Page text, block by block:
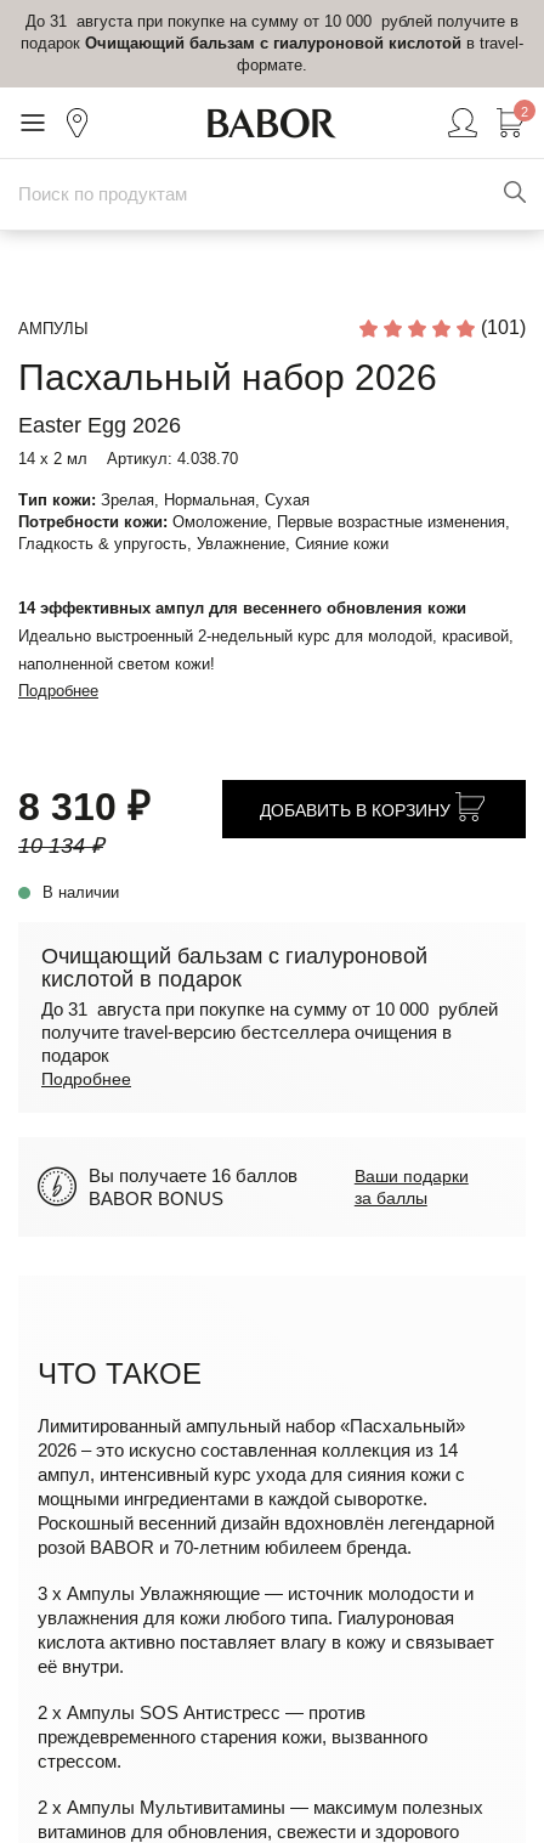
До 31 августа при покупке на сумму от 10 000 рублей получите в
подарок Очищающий бальзам с гиалуроновой кислотой в travel-
формате.
2
АМПУЛЫ (101)
Пасхальный набор 2026
Easter Egg 2026
14 х 2 мл Артикул: 4.038.70
Тип кожи: Зрелая, Нормальная, Сухая
Потребности кожи: Омоложение, Первые возрастные изменения,
Гладкость & упругость, Увлажнение, Сияние кожи
14 эффективных ампул для весеннего обновления кожи
Идеально выстроенный 2-недельный курс для молодой, красивой,
наполненной светом кожи!
Подробнее
8 310 ₽
10 134 ₽
В наличии
ДОБАВИТЬ В КОРЗИНУ
Очищающий бальзам с гиалуроновой
кислотой в подарок
До 31 августа при покупке на сумму от 10 000 рублей
получите travel-версию бестселлера очищения в
подарок
Подробнее
Вы получаете 16 баллов
BABOR BONUS
Ваши подарки
за баллы
ЧТО ТАКОЕ
Лимитированный ампульный набор «Пасхальный»
2026 – это искусно составленная коллекция из 14
ампул, интенсивный курс ухода для сияния кожи c
мощными ингредиентами в каждой сыворотке.
Роскошный весенний дизайн вдохновлён легендарной
розой BABOR и 70-летним юбилеем бренда.
3 x Ампулы Увлажняющие — источник молодости и
увлажнения для кожи любого типа. Гиалуроновая
кислота активно поставляет влагу в кожу и связывает
её внутри.
2 x Ампулы SOS Антистресс — против
преждевременного старения кожи, вызванного
стрессом.
2 x Ампулы Мультивитамины — максимум полезных
витаминов для обновления, свежести и здорового